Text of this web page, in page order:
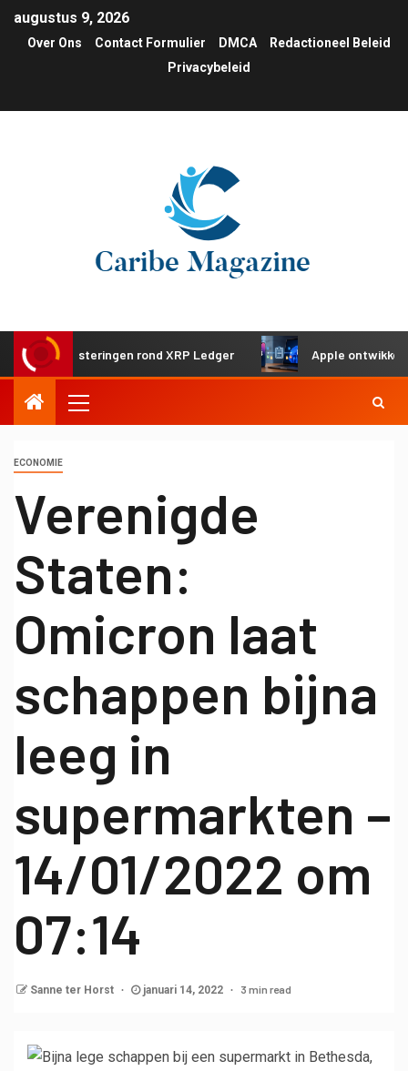
augustus 9, 2026
Over Ons Contact Formulier DMCA
Redactioneel Beleid
Privacybeleid
rond XRP Ledger Apple ontwikkelt
ECONOMIE
Verenigde
Staten:
Omicron laat
schappen bijna
leeg in
supermarkten –
14/01/2022 om
07:14
Sanne ter Horst januari 14, 2022 3 min read